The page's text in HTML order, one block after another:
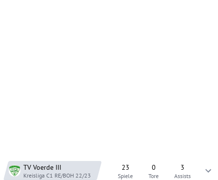
TV Voerde III
Kreisliga C1 RE/BOH 22/23
23
Spiele
0
Tore
3
Assists